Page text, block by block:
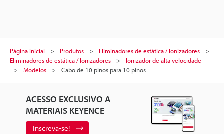
Página inicial Produtos
Eliminadores de estática / Ionizadores
Eliminadores de estática / Ionizadores
Ionizador de alta velocidade
Modelos
Cabo de 10 pinos para 10 pinos
ACESSO EXCLUSIVO A
MATERIAIS KEYENCE
Inscreva-se!